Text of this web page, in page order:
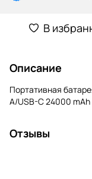
В
Описание
Портативная
A/USB-C 24000
Отзывы